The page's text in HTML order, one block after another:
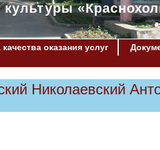
оказания услуг
Николаевский